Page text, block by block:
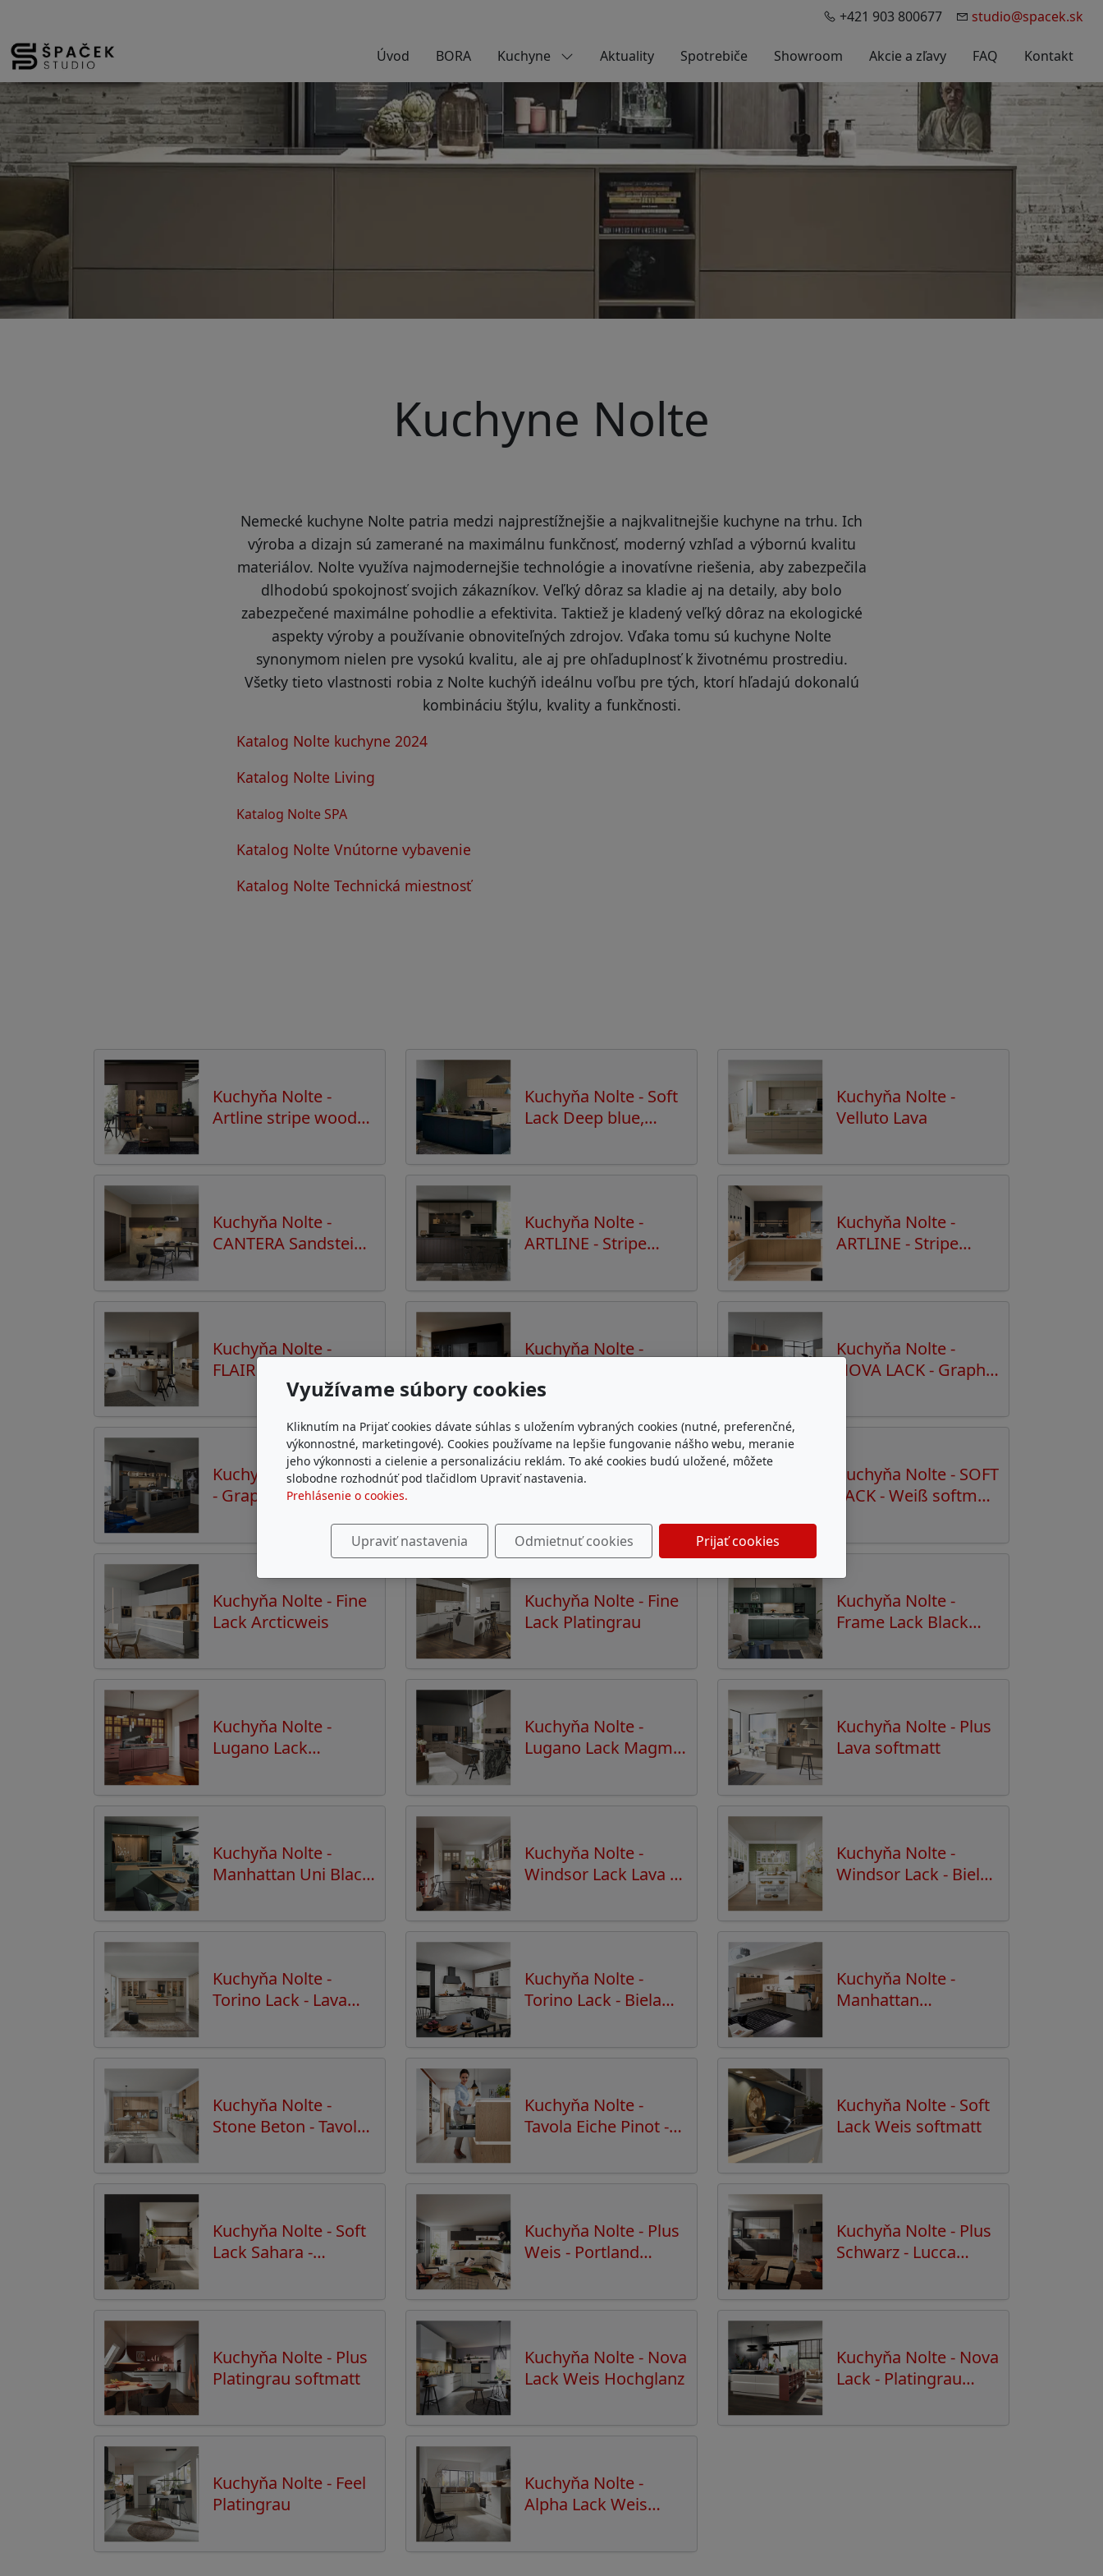
+421 903 800677 studio@spacek.sk
Úvod BORA Kuchyne Aktuality Spotrebiče Showroom Akcie a zľavy FAQ Kontakt
Kuchyne Nolte
Nemecké kuchyne Nolte patria medzi najprestížnejšie a najkvalitnejšie kuchyne na trhu. Ich
výroba a dizajn sú zamerané na maximálnu funkčnosť, moderný vzhľad a výbornú kvalitu
materiálov. Nolte využíva najmodernejšie technológie a inovatívne riešenia, aby zabezpečila
dlhodobú spokojnosť svojich zákazníkov. Veľký dôraz sa kladie aj na detaily, aby bolo
zabezpečené maximálne pohodlie a efektivita. Taktiež je kladený veľký dôraz na ekologické
aspekty výroby a používanie obnoviteľných zdrojov. Vďaka tomu sú kuchyne Nolte
synonymom nielen pre vysokú kvalitu, ale aj pre ohľaduplnosť k životnému prostrediu.
Všetky tieto vlastnosti robia z Nolte kuchýň ideálnu voľbu pre tých, ktorí hľadajú dokonalú
kombináciu štýlu, kvality a funkčnosti.
Katalog Nolte kuchyne 2024
Katalog Nolte Living
Katalog Nolte SPA
Katalog Nolte Vnútorne vybavenie
Katalog Nolte Technická miestnosť
Kuchyňa Nolte -
Artline stripe wood
Kuchyňa Nolte - Soft
Lack Deep blue,
Kuchyňa Nolte -
Velluto Lava
Kuchyňa Nolte -
CANTERA Sandstein
Kuchyňa Nolte -
ARTLINE - Stripe
Kuchyňa Nolte -
ARTLINE - Stripe
Kuchyňa Nolte -
FLAIR - Weiß I
Vulkaneiche
Kuchyňa Nolte -
Nero
Kuchyňa Nolte -
NOVA LACK - Graphit
Kuchyňa Nolte - PLUS
- Graphit softmatt
Kuchyňa Nolte -
Kuchyňa Nolte - SOFT
LACK - Weiß softmatt
Kuchyňa Nolte - Fine
Lack Arcticweis
Kuchyňa Nolte - Fine
Lack Platingrau
Kuchyňa Nolte -
Frame Lack Black
Kuchyňa Nolte -
Lugano Lack
Kuchyňa Nolte -
Lugano Lack Magma
Kuchyňa Nolte - Plus
Lava softmatt
Kuchyňa Nolte -
Manhattan Uni Black
Kuchyňa Nolte -
Windsor Lack Lava -
Kuchyňa Nolte -
Windsor Lack - Biela-
Kuchyňa Nolte -
Torino Lack - Lava
Kuchyňa Nolte -
Torino Lack - Biela
Kuchyňa Nolte -
Manhattan
Kuchyňa Nolte -
Stone Beton - Tavola
Kuchyňa Nolte -
Tavola Eiche Pinot -
Kuchyňa Nolte - Soft
Lack Weis softmatt
Kuchyňa Nolte - Soft
Lack Sahara -
Kuchyňa Nolte - Plus
Weis - Portland
Kuchyňa Nolte - Plus
Schwarz - Lucca
Kuchyňa Nolte - Plus
Platingrau softmatt
Kuchyňa Nolte - Nova
Lack Weis Hochglanz
Kuchyňa Nolte - Nova
Lack - Platingrau
Kuchyňa Nolte - Feel
Platingrau
Kuchyňa Nolte -
Alpha Lack Weis
Využívame súbory cookies
Kliknutím na Prijať cookies dávate súhlas s uložením vybraných cookies (nutné, preferenčné,
výkonnostné, marketingové). Cookies používame na lepšie fungovanie nášho webu, meranie
jeho výkonnosti a cielenie a personalizáciu reklám. To aké cookies budú uložené, môžete
slobodne rozhodnúť pod tlačidlom Upraviť nastavenia.
Prehlásenie o cookies.
Upraviť nastavenia Odmietnuť cookies Prijať cookies